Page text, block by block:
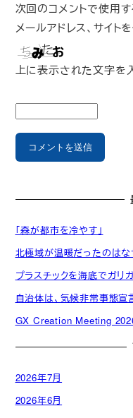
次回のコメントで使用
メールアドレス、サイト
上に表示された文字を
「森が都市を冷やす」
北極域が温暖だったのはな
プラスチックを海底でガリ
自治体は、気候非常事態宣
GX Creation Meeting
2026年7月
2026年6月